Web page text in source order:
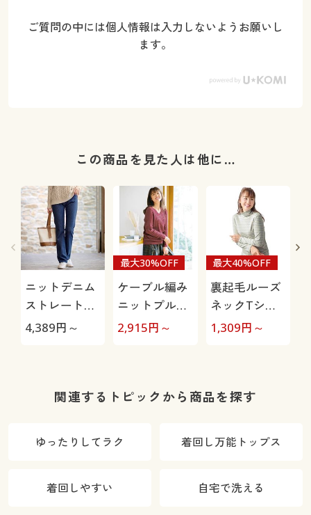
ご質問の中には個人情報は入力しないようお願いし
ます。
この商品を見た人は他に…
ニットデニム
ストレートパ
ンツ(スマート
わらか・選べ
OK・1年中は
4,389円～
ケーブル編み
ニットプルオ
ーバー(洗濯機
最大30%OFF
2,915円～
裏起毛ルーズ
ネックTシャ
ツ(綿100%・
最大40%OFF
1,309円～
関連するトピックから商品を探す
ゆったりしてラク 着回し万能トップス
着回しやすい 自宅で洗える